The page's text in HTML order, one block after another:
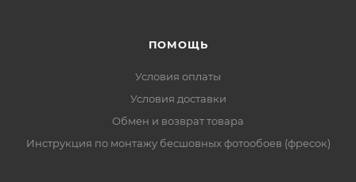
ПОМОЩЬ
Условия оплаты
Условия доставки
Обмен и возврат товара
Инструкция по монтажу бесшовных фотообоев (фресок)